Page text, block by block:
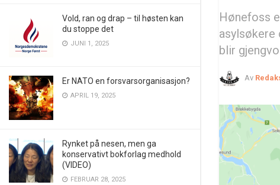
Vold, ran og drap – til høsten kan
du stoppe det
JUNI 1, 2025
Er NATO en forsvarsorganisasjon?
APRIL 19, 2025
Rynket på nesen, men ga
konservativt bokforlag medhold
(VIDEO)
FEBRUAR 28, 2025
Hønefoss
asylsøkere
blir
Av